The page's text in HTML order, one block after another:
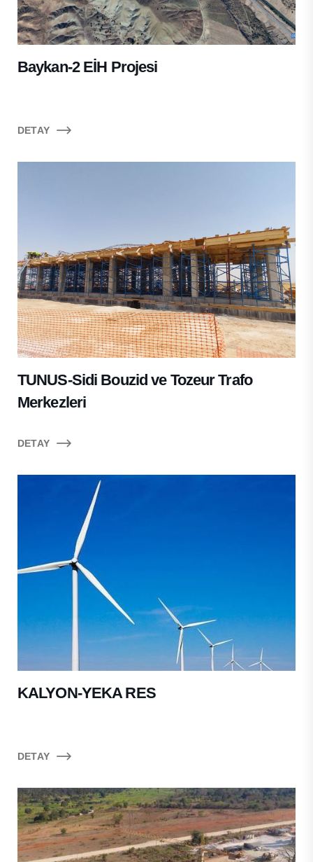
Baykan-2 EİH Projesi
DETAY
TUNUS-Sidi Bouzid ve Tozeur Trafo
Merkezleri
DETAY
KALYON-YEKA RES
DETAY